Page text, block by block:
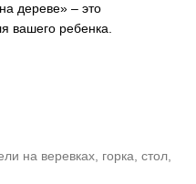
дереве» – это
вашего ребенка.
на веревках, горка, стол,